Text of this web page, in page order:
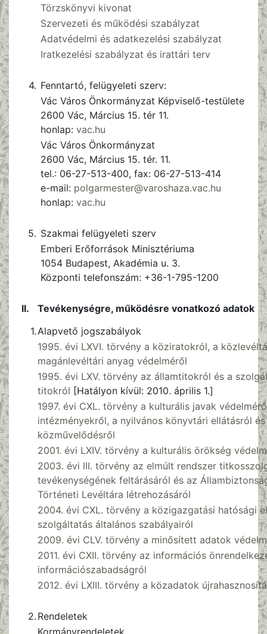
Törzskönyvi kivonat
Szervezeti és működési szabályzat
Adatvédelmi és adatkezelési szabályzat
Iratkezelési szabályzat és irattári terv
4. Fenntartó, felügyeleti szerv:
Vác Város Önkormányzat Képviselő-testülete
2600 Vác, Március 15. tér 11.
honlap: vac.hu
Vác Város Önkormányzat
2600 Vác, Március 15. tér. 11.
tel.: 06-27-513-400, fax: 06-27-513-414
e-mail: polgarmester@varoshaza.vac.hu
honlap: vac.hu
5. Szakmai felügyeleti szerv
Emberi Erőforrások Minisztériuma
1054 Budapest, Akadémia u. 3.
Központi telefonszám: +36-1-795-1200
II.
Tevékenységre, működésre vonatkozó adatok
1. Alapvető jogszabályok
1995. évi LXVI. törvény a köziratokról, a
magánlevéltári anyag védelméről
1995. évi LXV. törvény az államtitokról és a
titokról [Hatályon kívül: 2010. április 1.]
1997. évi CXL. törvény a kulturális javak
intézményekről, a nyilvános könyvtári ellátásról
közművelődésről
2001. évi LXIV. törvény a kulturális örökség
2003. évi III. törvény az elmúlt rendszer
tevékenységének feltárásáról és az
Történeti Levéltára létrehozásáról
2004. évi CXL. törvény a közigazgatási hatósági
szolgáltatás általános szabályairól
2009. évi CLV. törvény a minősített adatok
2011. évi CXII. törvény az információs
információszabadságról
2012. évi LXIII. törvény a közadatok
2. Rendeletek
Kormányrendeletek